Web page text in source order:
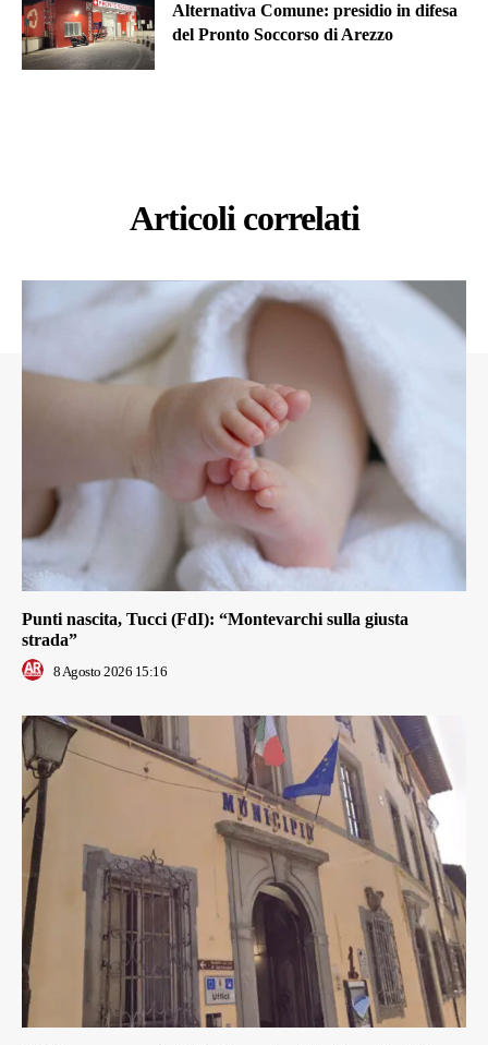
Alternativa Comune: presidio in difesa
del Pronto Soccorso di Arezzo
Articoli correlati
Punti nascita, Tucci (FdI): “Montevarchi sulla giusta
strada”
8 Agosto 2026 15:16